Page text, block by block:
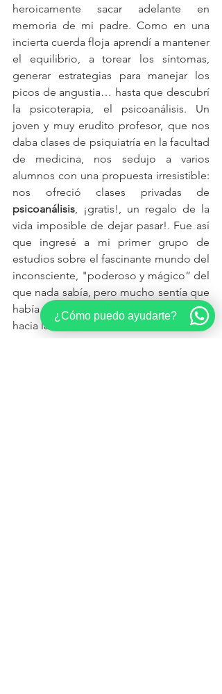
heroicamente sacar adelante en
memoria de mi padre. Como en una
incierta cuerda floja aprendí a mantener
el equilibrio, a torear los síntomas,
generar estrategias para manejar los
picos de angustia… hasta que descubrí
la psicoterapia, el psicoanálisis. Un
joven y muy erudito profesor, que nos
daba clases de psiquiatría en la facultad
de medicina, nos sedujo a varios
alumnos con una propuesta irresistible:
psicoanálisis, ¡gratis!, un regalo de la
vida imposible de dejar pasar!. Fue así
que ingresé a mi primer grupo de
estudios sobre el fascinante mundo del
inconsciente, "poderoso y mágico” del
que nada sabía, pero mucho sentía que
había que aprender, una nueva ruta
hacia la salud...
¿Cómo puedo ayudarte?